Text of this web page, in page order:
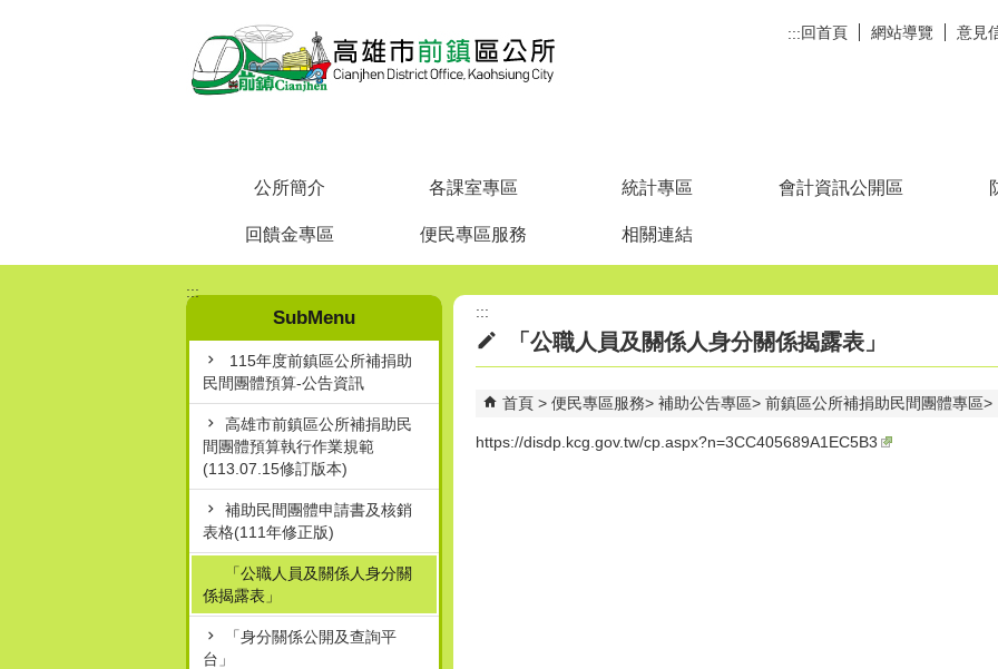
:::回首頁 網站導覽 意見
公所簡介 各課室專區 統計專區 會計資訊公開區
回饋金專區 便民專區服務 相關連結
:::
SubMenu
115年度前鎮區公所補捐助
民間團體預算-公告資訊
高雄市前鎮區公所補捐助民
間團體預算執行作業規範
(113.07.15修訂版本)
補助民間團體申請書及核銷
表格(111年修正版)
「公職人員及關係人身分關
係揭露表」
「身分關係公開及查詢平
台」
:::
「公職人員及關係人身分關係揭露表」
首頁 便民專區服務 補助公告專區 前鎮區公所補捐助民間團體專區
https://disdp.kcg.gov.tw/cp.aspx?n=3CC405689A1EC5B3